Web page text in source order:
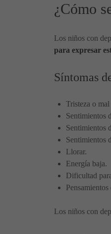
¿Cómo
Los niños con
para expresar
Síntomas
Tristeza o
Sentimientos
Sentimientos
Sentimientos
Llorar.
Energía baja.
Dificultad
Los niños con